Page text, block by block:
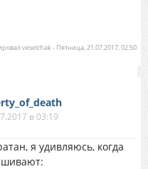
veselchak- Пятница, 21.07.2017, 02:50
в 03:19
я удивляюсь, когда